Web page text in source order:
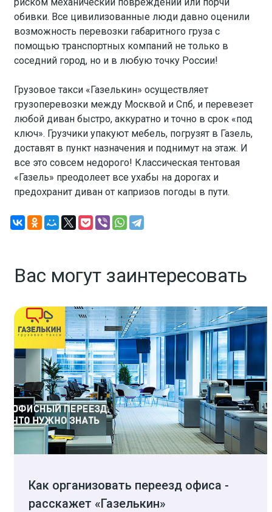
обивки. Все цивилизованные люди давно оценили
возможность перевозки габаритного груза с
помощью транспортных компаний не только в
соседний город, но и в любую точку России!
Грузовое такси «Газелькин» осуществляет
грузоперевозки между Москвой и Спб, и перевезет
любой диван быстро, аккуратно и точно в срок «под
ключ». Грузчики упакуют мебель, погрузят в Газель,
доставят в пункт назначения и поднимут на этаж. И
все это совсем недорого! Классическая тентовая
«Газель» преодолеет все ухабы на дорогах и
предохранит диван от капризов погоды в пути.
Вас могут заинтересовать
Как организовать переезд офиса -
расскажет «Газелькин»